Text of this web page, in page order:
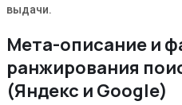
выдачи․
Мета-описание и
ранжирования
(Яндекс и Google)